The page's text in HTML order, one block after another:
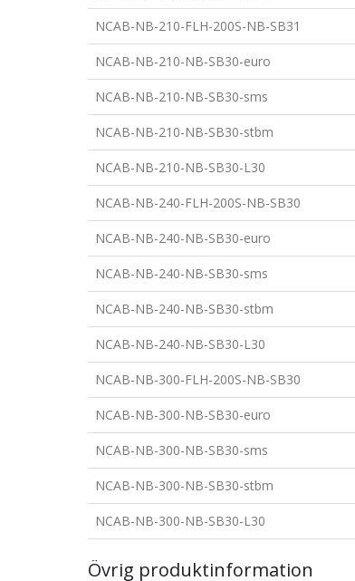
NCAB-NB-210-FLH-200S-NB-SB31
NCAB-NB-210-NB-SB30-euro
NCAB-NB-210-NB-SB30-sms
NCAB-NB-210-NB-SB30-stbm
NCAB-NB-210-NB-SB30-L30
NCAB-NB-240-FLH-200S-NB-SB30
NCAB-NB-240-NB-SB30-euro
NCAB-NB-240-NB-SB30-sms
NCAB-NB-240-NB-SB30-stbm
NCAB-NB-240-NB-SB30-L30
NCAB-NB-300-FLH-200S-NB-SB30
NCAB-NB-300-NB-SB30-euro
NCAB-NB-300-NB-SB30-sms
NCAB-NB-300-NB-SB30-stbm
NCAB-NB-300-NB-SB30-L30
Övrig produktinformation